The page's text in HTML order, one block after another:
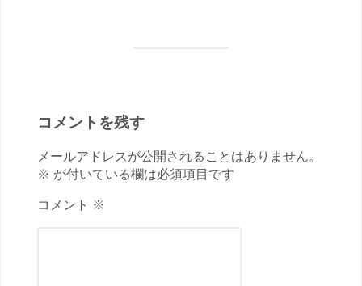
コメントを残す
メールアドレスが公開されることはありません。
※ が付いている欄は必須項目です
コメント ※